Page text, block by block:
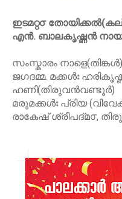
ഇടമറ്റ൦
എൻ. ബാലകൃഷ്ണൻ
സംസ്കാരം
ജഗദമ്മ. മക്കൾഃ
ഹണി(തിരുവൻവണ്ടൂർ)
മരുമക്കൾഃ പ്രിയ
രാകേഷ് ശ്രീപദ്മ൦,